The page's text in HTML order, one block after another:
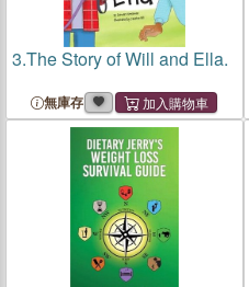
3.The Story of Will and Ella.
無庫存